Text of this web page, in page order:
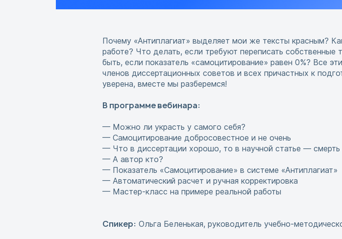
Почему «Антиплагиат» выделяет мои же тексты красным?
работе? Что делать, если требуют переписать собственные
быть, если показатель «самоцитирование» равен 0%? Все
членов диссертационных советов и всех причастных к
уверена, вместе мы разберемся!
В программе вебинара:
— Можно ли украсть у самого себя?
— Самоцитирование добросовестное и не очень
— Что в диссертации хорошо, то в научной статье — смерть
— А автор кто?
— Показатель «Самоцитирование» в системе «Антиплагиат»
— Автоматический расчет и ручная корректировка
— Мастер-класс на примере реальной работы
Спикер: Ольга Беленькая, руководитель учебно-